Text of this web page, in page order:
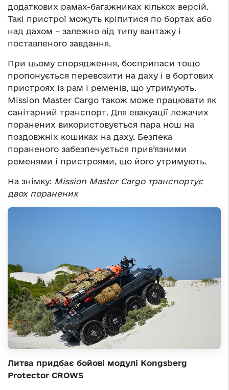
додаткових рамах-багажниках кількох версій.
Такі пристрої можуть кріпитися по бортах або
над дахом – залежно від типу вантажу і
поставленого завдання.
При цьому спорядження, боєприпаси тощо
пропонується перевозити на даху і в бортових
пристроях із рам і ременів, що утримують.
Mission Master Cargo також може працювати як
санітарний транспорт. Для евакуації лежачих
поранених використовується пара нош на
поздовжніх кошиках на даху. Безпека
пораненого забезпечується прив’язними
ременями і пристроями, що його утримують.
На знімку: Mission Master Cargo транспортує
двох поранених
Литва придбає бойові модулі Kongsberg
Protector CROWS